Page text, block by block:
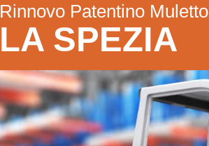
Rinnovo Patentino Muletto
LA SPEZIA